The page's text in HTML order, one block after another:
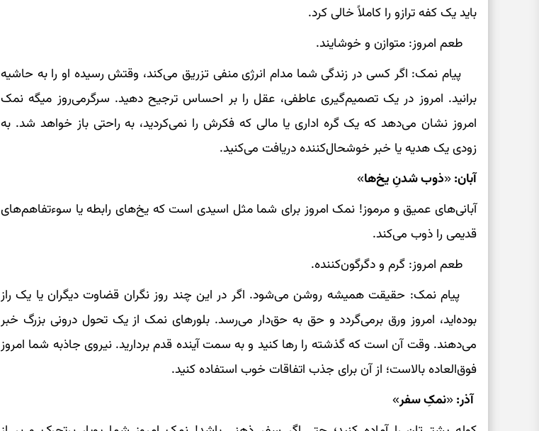
باید یک کفه ترازو را کاملاً خالی کرد.
طعم امروز: متوازن و خوشایند.
پیام نمک: اگر کسی در زندگی شما مدام انرژی منفی تزریق می‌کند، وقتش رسیده او را به حاشیه
برانید. امروز در یک تصمیم‌گیری عاطفی، عقل را بر احساس ترجیح دهید. سرگرمی‌روز میگه نمک
امروز نشان می‌دهد که یک گره اداری یا مالی که فکرش را نمی‌کردید، به راحتی باز خواهد شد. به
زودی یک هدیه یا خبر خوشحال‌کننده دریافت می‌کنید.
آبان: «ذوب شدنِ یخ‌ها»
آبانی‌های عمیق و مرموز! نمک امروز برای شما مثل اسیدی است که یخ‌های رابطه یا سوءتفاهم‌های
قدیمی را ذوب می‌کند.
طعم امروز: گرم و دگرگون‌کننده.
پیام نمک: حقیقت همیشه روشن می‌شود. اگر در این چند روز نگران قضاوت دیگران یا یک راز
بوده‌اید، امروز ورق برمی‌گردد و حق به حق‌دار می‌رسد. بلورهای نمک از یک تحول درونی بزرگ خبر
می‌دهند. وقت آن است که گذشته را رها کنید و به سمت آینده قدم بردارید. نیروی جاذبه شما امروز
فوق‌العاده بالاست؛ از آن برای جذب اتفاقات خوب استفاده کنید.
آذر: «نمکِ سفر»